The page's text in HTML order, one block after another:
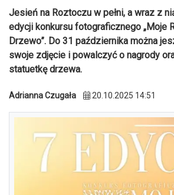
Jesień na Roztoczu w pełni, a wraz z
edycji konkursu fotograficznego „Moje
Drzewo”. Do 31 października można
swoje zdjęcie i powalczyć o nagrody
statuetkę drzewa.
Adrianna Czugała 20.10.2025 14:51